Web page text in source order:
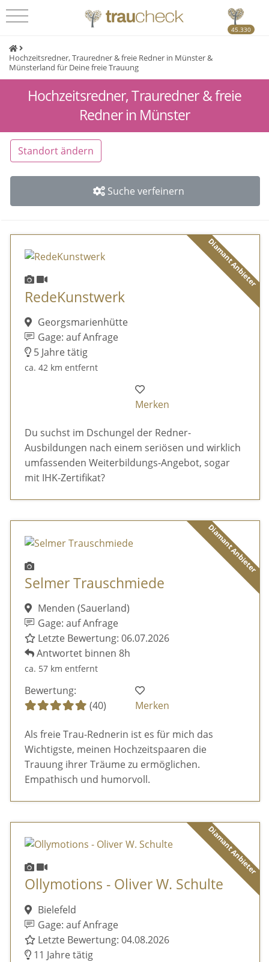
45.330
Hochzeitsredner, Trauredner & freie Redner in Münster &
Münsterland für Deine freie Trauung
Hochzeitsredner, Trauredner & freie
Redner in Münster
Standort ändern
Suche verfeinern
Diamant Anbieter
RedeKunstwerk
Georgsmarienhütte
Gage: auf Anfrage
5 Jahre tätig
ca. 42 km entfernt
Merken
Du suchst im Dschungel der Redner-
Ausbildungen nach einem seriösen und wirklich
umfassenden Weiterbildungs-Angebot, sogar
mit IHK-Zertifikat?
Diamant Anbieter
Selmer Trauschmiede
Menden (Sauerland)
Gage: auf Anfrage
Letzte Bewertung: 06.07.2026
Antwortet binnen 8h
ca. 57 km entfernt
Bewertung:
(40)
Merken
Als freie Trau-Rednerin ist es für mich das
Wichtigste, meinen Hochzeitspaaren die
Trauung ihrer Träume zu ermöglichen.
Empathisch und humorvoll.
Diamant Anbieter
Ollymotions - Oliver W. Schulte
Bielefeld
Gage: auf Anfrage
Letzte Bewertung: 04.08.2026
11 Jahre tätig